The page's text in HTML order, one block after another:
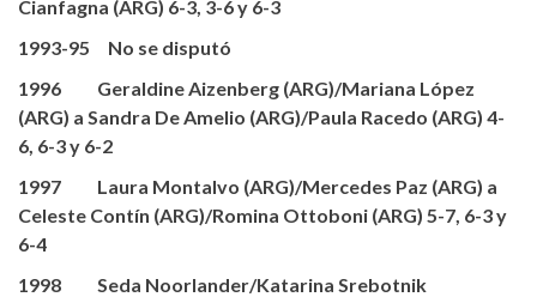
Cianfagna (ARG) 6-3, 3-6 y 6-3
1993-95 No se disputó
1996 Geraldine Aizenberg (ARG)/Mariana López
(ARG) a Sandra De Amelio (ARG)/Paula Racedo (ARG) 4-
6, 6-3 y 6-2
1997 Laura Montalvo (ARG)/Mercedes Paz (ARG) a
Celeste Contín (ARG)/Romina Ottoboni (ARG) 5-7, 6-3 y
6-4
1998 Seda Noorlander/Katarina Srebotnik